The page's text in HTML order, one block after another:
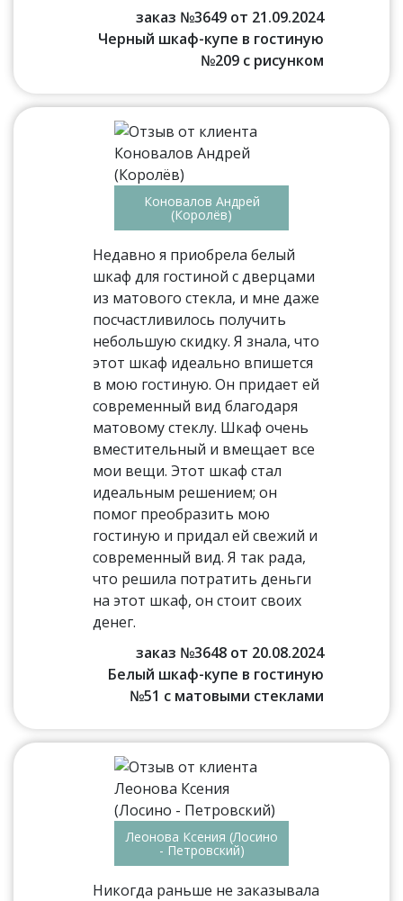
заказ №3649 от 21.09.2024
Черный шкаф-купе в гостиную
№209 с рисунком
Коновалов Андрей
(Королёв)
Недавно я приобрела белый
шкаф для гостиной с дверцами
из матового стекла, и мне даже
посчастливилось получить
небольшую скидку. Я знала, что
этот шкаф идеально впишется
в мою гостиную. Он придает ей
современный вид благодаря
матовому стеклу. Шкаф очень
вместительный и вмещает все
мои вещи. Этот шкаф стал
идеальным решением; он
помог преобразить мою
гостиную и придал ей свежий и
современный вид. Я так рада,
что решила потратить деньги
на этот шкаф, он стоит своих
денег.
заказ №3648 от 20.08.2024
Белый шкаф-купе в гостиную
№51 с матовыми стеклами
Леонова Ксения (Лосино
- Петровский)
Никогда раньше не заказывала